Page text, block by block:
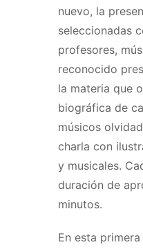
nuevo, la
seleccionadas
profesores,
reconocido
la materia que
biográfica de
músicos
charla con
y musicales.
duración de
minutos.
En esta